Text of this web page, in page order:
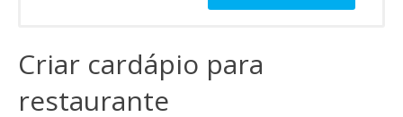
Criar cardápio para
restaurante